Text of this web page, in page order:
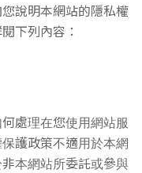
說明本網站的隱私權
下列內容：
處理在您使用網站服
護政策不適用於本網
本網站所委託或參與